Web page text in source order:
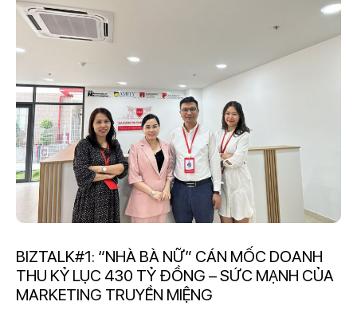
BIZTALK#1: “NHÀ BÀ NỮ” CÁN MỐC DOANH
THU KỶ LỤC 430 TỶ ĐỒNG – SỨC MẠNH CỦA
MARKETING TRUYỀN MIỆNG